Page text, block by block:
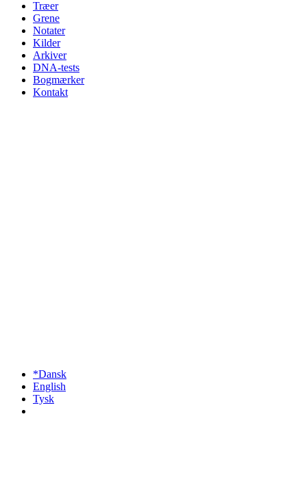
Træer
Grene
Notater
Kilder
Arkiver
DNA-tests
Bogmærker
Kontakt
*Dansk
English
Tysk